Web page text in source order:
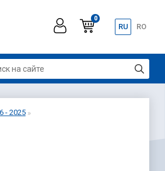
0
RU RO
- 2025